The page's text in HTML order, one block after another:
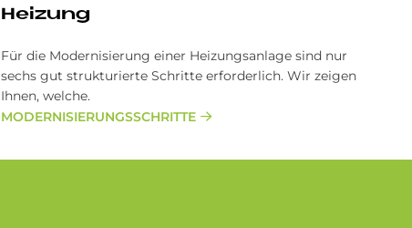
Heizung
Für die Modernisierung einer Heizungsanlage sind nur
sechs gut strukturierte Schritte erforderlich. Wir zeigen
Ihnen, welche.
MODERNISIERUNGSSCHRITTE